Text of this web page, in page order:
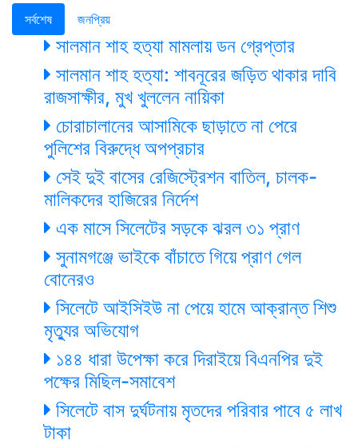
সর্বশেষ জনপ্রিয়
সালমান শাহ হত্যা মামলায় ডন গ্রেপ্তার
সালমান শাহ হত্যা: শাবনূরের জড়িত থাকার দাবি
রাজসাক্ষীর, মুখ খুললেন নায়িকা
চোরাচালানের আসামিকে ছাড়াতে না পেরে
পুলিশের বিরুদ্ধে অপপ্রচার
সেই দুই বাসের রেজিস্ট্রেশন বাতিল, চালক-
মালিকদের হাজিরের নির্দেশ
এক মাসে সিলেটের সড়কে ঝরল ৩১ প্রাণ
সুনামগঞ্জে ভাইকে বাঁচাতে গিয়ে প্রাণ গেল
বোনেরও
সিলেটে আইসিইউ না পেয়ে হামে আক্রান্ত শিশু
মৃত্যুর অভিযোগ
১৪৪ ধারা উপেক্ষা করে দিরাইয়ে বিএনপির দুই
পক্ষের মিছিল-সমাবেশ
সিলেটে বাস দুর্ঘটনায় মৃতদের পরিবার পাবে ৫ লাখ
টাকা